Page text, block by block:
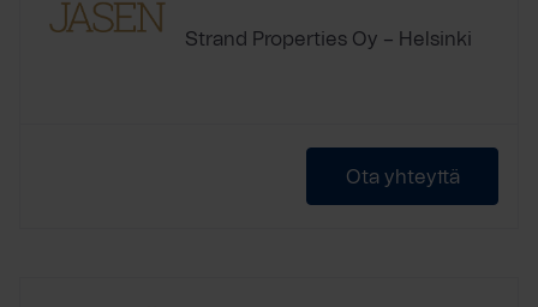
Strand Properties Oy – Helsinki
Ota yhteyttä